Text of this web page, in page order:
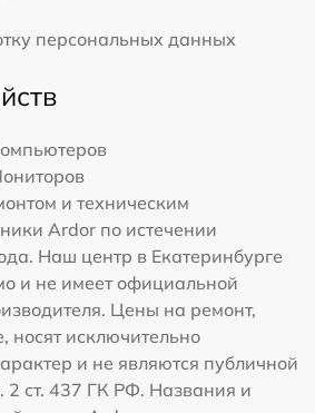
персональных данных
и техническим
Ardor по истечении
Наш центр в Екатеринбурге
и не имеет официальной
Цены на ремонт,
носят исключительно
и не являются публичной
2 ст. 437 ГК РФ. Названия и